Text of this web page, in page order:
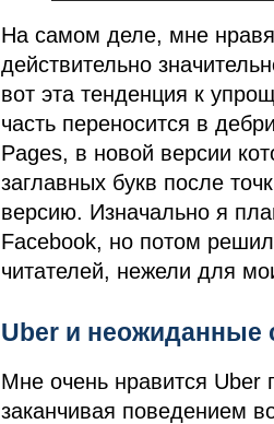
На самом деле, мне
действительно
вот эта тенденция к
часть переносится в
Pages, в новой версии
заглавных букв после
версию. Изначально я
Facebook, но потом
читателей, нежели для
Uber и неожиданные
Мне очень нравится Uber
заканчивая поведением